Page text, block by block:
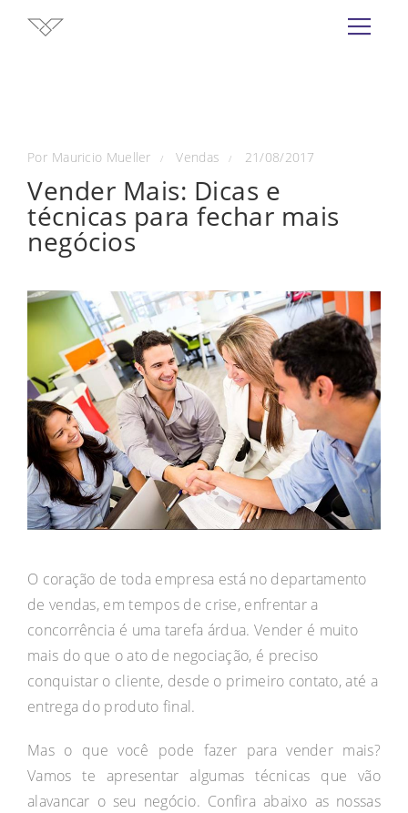
Por Mauricio Mueller / Vendas / 21/08/2017
Vender Mais: Dicas e
técnicas para fechar mais
negócios
O coração de toda empresa está no departamento
de vendas, em tempos de crise, enfrentar a
concorrência é uma tarefa árdua. Vender é muito
mais do que o ato de negociação, é preciso
conquistar o cliente, desde o primeiro contato, até a
entrega do produto final.
Mas o que você pode fazer para vender mais?
Vamos te apresentar algumas técnicas que vão
alavancar o seu negócio. Confira abaixo as nossas